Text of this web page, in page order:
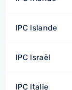
IPC Islande
IPC Israël
IPC Italie